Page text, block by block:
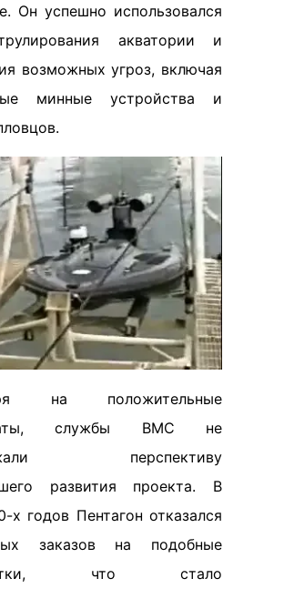
Он успешно использовался
акватории и
возможных угроз, включая
минные устройства и
на положительные
службы ВМС не
перспективу
развития проекта. В
х годов Пентагон отказался
заказов на подобные
что стало